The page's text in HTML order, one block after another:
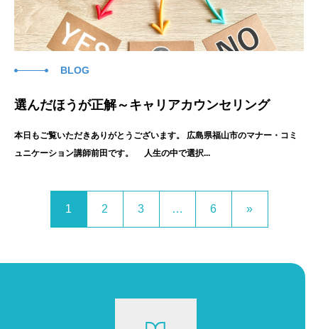
BLOG
選んだほうが正解～キャリアカウンセリング
本日もご覧いただきありがとうございます。 広島県福山市のマナー・コミ
ュニケーション講師前田です。 人生の中で選択...
1 2 3 … 6 »